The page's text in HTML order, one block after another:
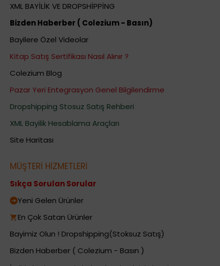
XML BAYİLİK VE DROPSHİPPİNG
Bizden Haberber ( Colezium - Basın)
Bayilere Özel Videolar
Kitap Satış Sertifikası Nasıl Alınır ?
Colezium Blog
Pazar Yeri Entegrasyon Genel Bilgilendirme
Dropshipping Stosuz Satış Rehberi
XML Bayilik Hesablama Araçları
Site Haritası
MÜŞTERİ HİZMETLERİ
Sıkça Sorulan Sorular
Yeni Gelen Ürünler
En Çok Satan Ürünler
Bayimiz Olun ! Dropshipping(Stoksuz Satış)
Bizden Haberber ( Colezium - Basın )